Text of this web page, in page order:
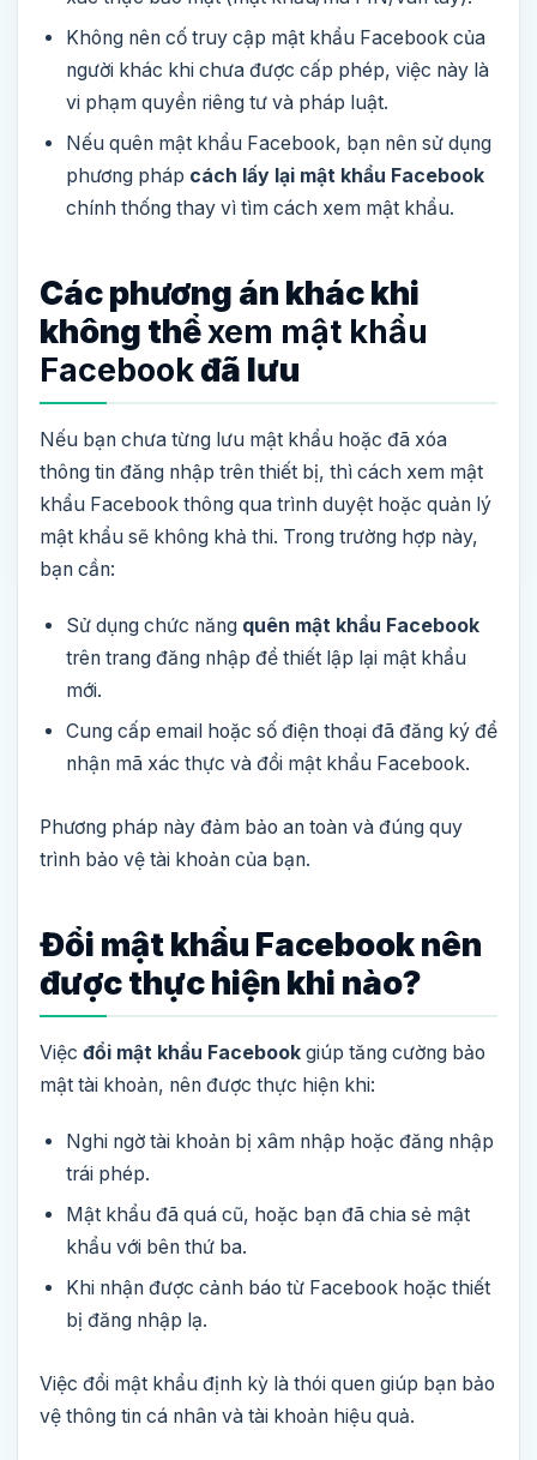
Không nên cố truy cập mật khẩu Facebook của
người khác khi chưa được cấp phép, việc này là
vi phạm quyền riêng tư và pháp luật.
Nếu quên mật khẩu Facebook, bạn nên sử dụng
phương pháp cách lấy lại mật khẩu Facebook
chính thống thay vì tìm cách xem mật khẩu.
Các phương án khác khi
không thểxem mật khẩu
Facebookđã lưu
Nếu bạn chưa từng lưu mật khẩu hoặc đã xóa
thông tin đăng nhập trên thiết bị, thì cách xem mật
khẩu Facebook thông qua trình duyệt hoặc quản lý
mật khẩu sẽ không khả thi. Trong trường hợp này,
bạn cần:
Sử dụng chức năng quên mật khẩu Facebook
trên trang đăng nhập để thiết lập lại mật khẩu
mới.
Cung cấp email hoặc số điện thoại đã đăng ký để
nhận mã xác thực và đổi mật khẩu Facebook.
Phương pháp này đảm bảo an toàn và đúng quy
trình bảo vệ tài khoản của bạn.
Đổi mật khẩu Facebook nên
được thực hiện khi nào?
Việc đổi mật khẩu Facebook giúp tăng cường bảo
mật tài khoản, nên được thực hiện khi:
Nghi ngờ tài khoản bị xâm nhập hoặc đăng nhập
trái phép.
Mật khẩu đã quá cũ, hoặc bạn đã chia sẻ mật
khẩu với bên thứ ba.
Khi nhận được cảnh báo từ Facebook hoặc thiết
bị đăng nhập lạ.
Việc đổi mật khẩu định kỳ là thói quen giúp bạn bảo
vệ thông tin cá nhân và tài khoản hiệu quả.